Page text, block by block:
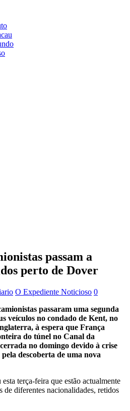
passam a
perto de Dover
O Expediente Noticioso 0
passaram uma segunda
veículos no condado de Kent, no
à espera que França
do túnel no Canal da
no domingo devido à crise
pela descoberta de uma nova
terça-feira que estão actualmente
de diferentes nacionalidades, retidos